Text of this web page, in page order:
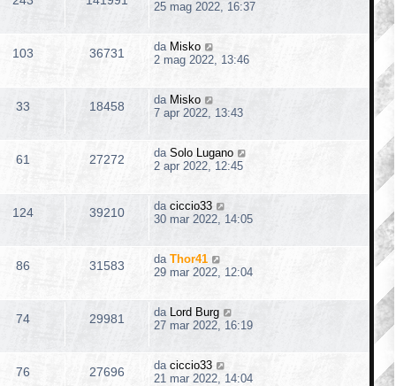
25 mag 2022, 16:37
103 36731 da Misko
2 mag 2022, 13:46
33 18458 da Misko
7 apr 2022, 13:43
61 27272 da Solo Lugano
2 apr 2022, 12:45
124 39210 da ciccio33
30 mar 2022, 14:05
86 31583 da Thor41
29 mar 2022, 12:04
74 29981 da Lord Burg
27 mar 2022, 16:19
76 27696 da ciccio33
21 mar 2022, 14:04